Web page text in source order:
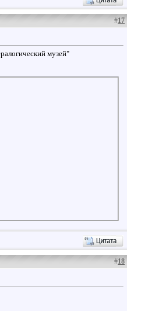
#17
музей"
#18